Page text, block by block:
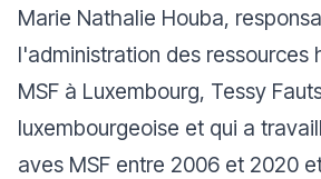
Marie Nathalie Houba,
l'administration des ressources
MSF à Luxembourg, Tessy
luxembourgeoise et qui a
aves MSF entre 2006 et 2020